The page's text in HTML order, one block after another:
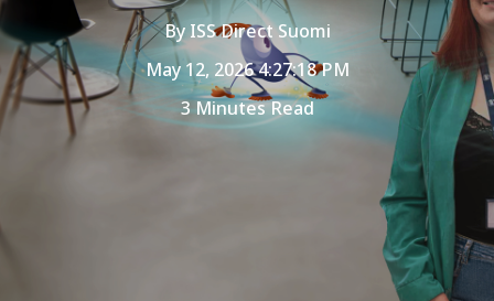
ByISS Direct Suomi
May 12, 2026 4:27:18 PM
3 Minutes Read